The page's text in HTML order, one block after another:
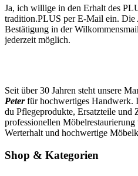
Ja, ich willige in den Erhalt des
tradition.PLUS per E-Mail ein.
Bestätigung in der
jederzeit möglich.
Seit über 30 Jahren steht unsere
Peterfür hochwertiges Handwerk.
du Pflegeprodukte, Ersatzteile und
professionellen
Werterhalt und hochwertige
Shop & Kategorien